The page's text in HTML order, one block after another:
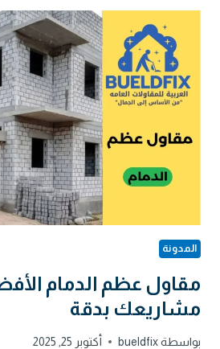
المواد
وأسرع
وقت
تنفيذ
المدونة
مقاول عظم الدمام
مشاريعك بدقة
بواسطةbueldfix أكتوبر 25, 2025